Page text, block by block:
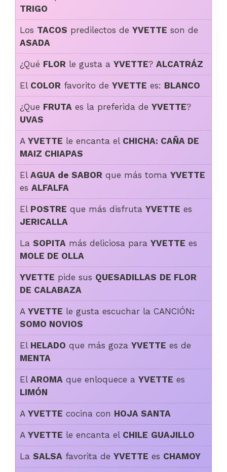
TRIGO
Los TACOS predilectos de YVETTE son de
ASADA
¿Qué FLOR le gusta a YVETTE? ALCATRÁZ
El COLOR favorito de YVETTE es: BLANCO
¿Que FRUTA es la preferida de YVETTE?
UVAS
A YVETTE le encanta el CHICHA: CAÑA DE
MAIZ CHIAPAS
El AGUA de SABOR que más toma YVETTE
es ALFALFA
El POSTRE que más disfruta YVETTE es
JERICALLA
La SOPITA más deliciosa para YVETTE es
MOLE DE OLLA
YVETTE pide sus QUESADILLAS DE FLOR
DE CALABAZA
A YVETTE le gusta escuchar la CANCIÓN:
SOMO NOVIOS
El HELADO que más goza YVETTE es de
MENTA
El AROMA que enloquece a YVETTE es
LIMÓN
A YVETTE cocina con HOJA SANTA
A YVETTE le encanta el CHILE GUAJILLO
La SALSA favorita de YVETTE es CHAMOY